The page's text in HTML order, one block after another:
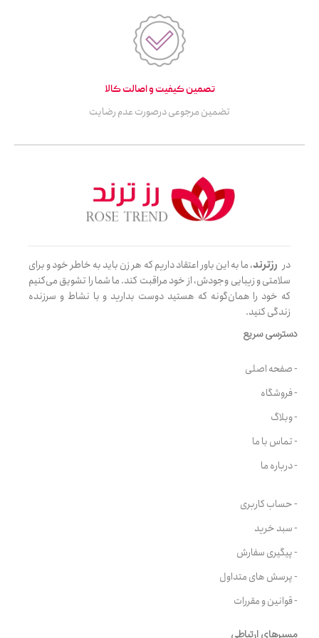
تصمین کیفیت و اصالت کالا
تضمین مرجوعی درصورت عدم رضایت
در رزترند، ما به این باور اعتقاد داریم که هر زن باید به خاطر خود و برای
سلامتی و زیبایی وجودش، از خود مراقبت کند. ما شما را تشویق می‌کنیم
که خود را همان‌گونه که هستید دوست بدارید و با نشاط و سرزنده
زندگی کنید.
دسترسی سریع
- صفحه اصلی
- فروشگاه
- وبلاگ
- تماس با ما
- درباره ما
- حساب کاربری
- سبد خرید
- پیگیری سفارش
- پرسش های متداول
- قوانین و مقررات